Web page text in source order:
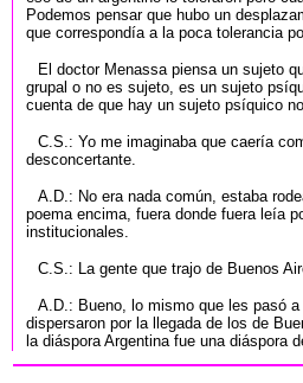
Podemos pensar que hubo un
que correspondía a la poca tolerancia
El doctor Menassa piensa un sujeto
grupal o no es sujeto, es un sujeto
cuenta de que hay un sujeto psíquico
C.S.: Yo me imaginaba que caería
desconcertante.
A.D.: No era nada común, estaba
poema encima, fuera donde fuera leía
institucionales.
C.S.: La gente que trajo de Buenos
A.D.: Bueno, lo mismo que les pasó
dispersaron por la llegada de los de
la diáspora Argentina fue una diáspora